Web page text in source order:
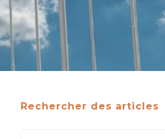
Rechercher des articles